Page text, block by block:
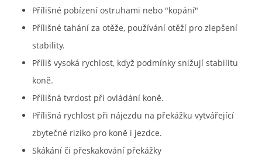
Přílišné pobízení ostruhami nebo "kopání"
Přílišné tahání za otěže, používání otěží pro zlepšení
stability.
Příliš vysoká rychlost, když podmínky snižují stabilitu
koně.
Přílišná tvrdost při ovládání koně.
Přílišná rychlost při nájezdu na překážku vytvářející
zbytečné riziko pro koně i jezdce.
Skákání či přeskakování překážky